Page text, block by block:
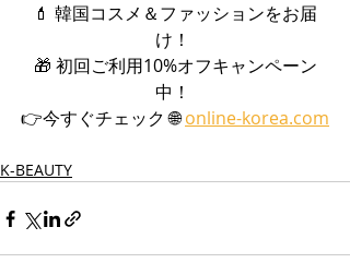
💄 韓国コスメ＆ファッションをお届
け！
🎁 初回ご利用10%オフキャンペーン
中！
👉今すぐチェック 🌐 online-korea.com
K-BEAUTY